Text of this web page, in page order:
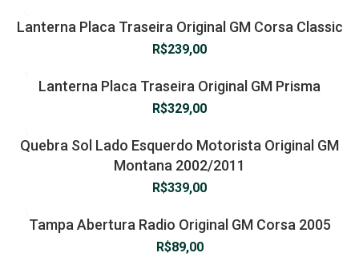
Lanterna Placa Traseira Original GM Corsa Classic
R$239,00
Lanterna Placa Traseira Original GM Prisma
R$329,00
Quebra Sol Lado Esquerdo Motorista Original GM
Montana 2002/2011
R$339,00
Tampa Abertura Radio Original GM Corsa 2005
R$89,00